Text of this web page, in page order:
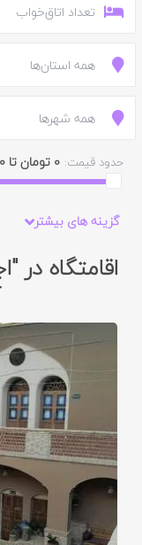
تعداد اتاق‌خواب
همه استان‌ها
همه شهرها
حدود قیمت: 0 تومان تا 100,000,000 تومان
گزینه های بیشتر
اقامتگاه در